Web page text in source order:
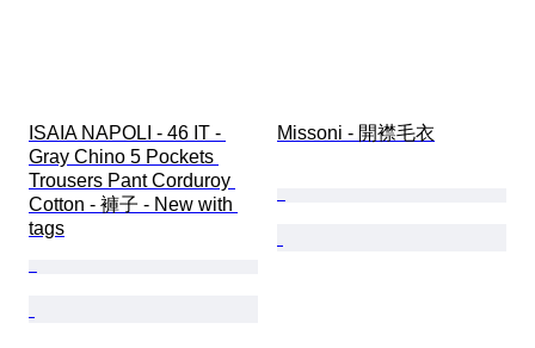
ISAIA NAPOLI - 46 IT -
Gray Chino 5 Pockets
Trousers Pant Corduroy
Cotton - 褲子 - New with
tags
Missoni - 開襟毛衣